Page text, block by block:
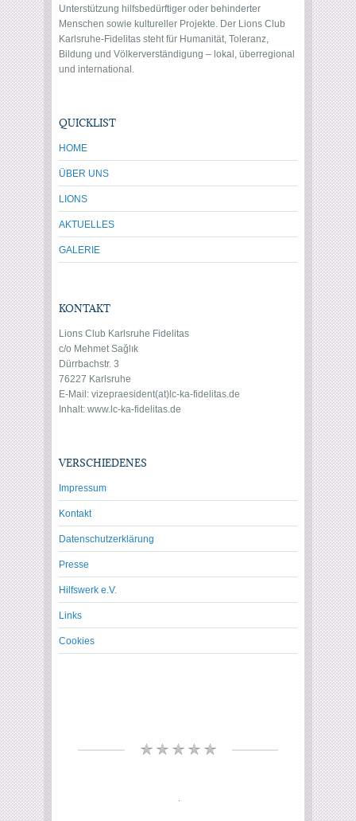
Unterstützung hilfsbedürftiger oder behinderter
Menschen sowie kultureller Projekte. Der Lions Club
Karlsruhe-Fidelitas steht für Humanität, Toleranz,
Bildung und Völkerverständigung – lokal, überregional
und international.
QUICKLIST
HOME
ÜBER UNS
LIONS
AKTUELLES
GALERIE
KONTAKT
Lions Club Karlsruhe Fidelitas
c/o Mehmet Sağlık
Dürrbachstr. 3
76227 Karlsruhe
E-Mail: vizepraesident(at)lc-ka-fidelitas.de
Inhalt: www.lc-ka-fidelitas.de
VERSCHIEDENES
Impressum
Kontakt
Datenschutzerklärung
Presse
Hilfswerk e.V.
Links
Cookies